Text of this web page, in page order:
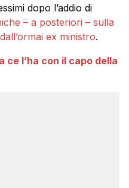
dopo l’addio di
– a posteriori – sulla
ex ministro.
ce l’ha con il capo della